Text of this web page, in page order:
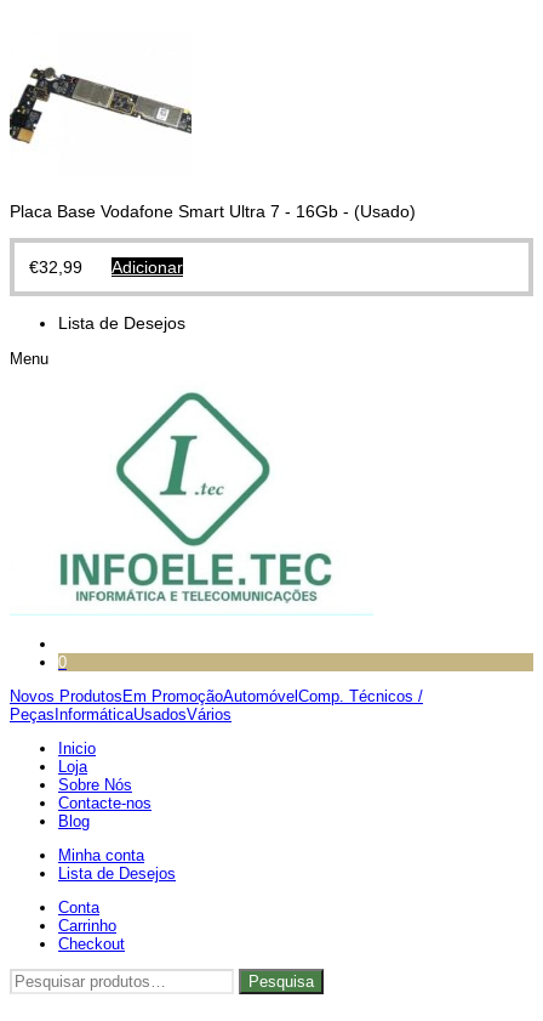
Placa Base Vodafone Smart Ultra 7 - 16Gb - (Usado)
€32,99 Adicionar
Lista de Desejos
Menu
0
Novos Produtos Em PromoçãoAutomóvel Comp. Técnicos /
Peças InformáticaUsadosVários
Inicio
Loja
Sobre Nós
Contacte-nos
Blog
Minha conta
Lista de Desejos
Conta
Carrinho
Checkout
Pesquisar
por:
Pesquisa